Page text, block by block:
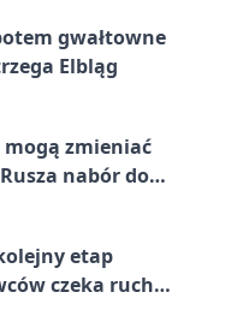
gwałtowne
Elbląg
mogą zmieniać
nabór do
etap
czeka ruch